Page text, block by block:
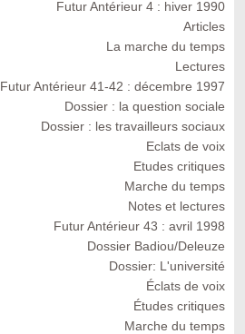
Futur Antérieur 4 : hiver 1990
Articles
La marche du temps
Lectures
Futur Antérieur 41-42 : décembre 1997
Dossier : la question sociale
Dossier : les travailleurs sociaux
Eclats de voix
Etudes critiques
Marche du temps
Notes et lectures
Futur Antérieur 43 : avril 1998
Dossier Badiou/Deleuze
Dossier: L'université
Éclats de voix
Études critiques
Marche du temps